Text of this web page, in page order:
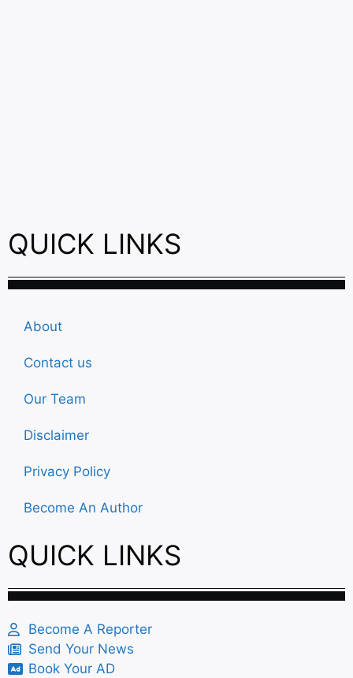
QUICK LINKS
About
Contact us
Our Team
Disclaimer
Privacy Policy
Become An Author
QUICK LINKS
Become A Reporter
Send Your News
Book Your AD